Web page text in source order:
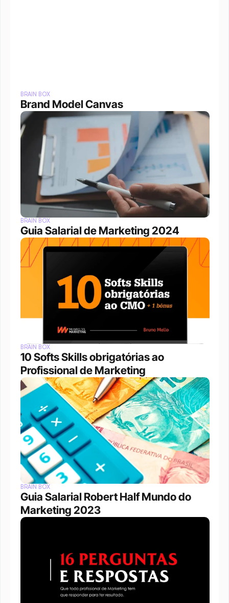
BRAIN BOX
Brand Model Canvas
BRAIN BOX
Guia Salarial de Marketing 2024
BRAIN BOX
10 Softs Skills obrigatórias ao
Profissional de Marketing
BRAIN BOX
Guia Salarial Robert Half Mundo do
Marketing 2023